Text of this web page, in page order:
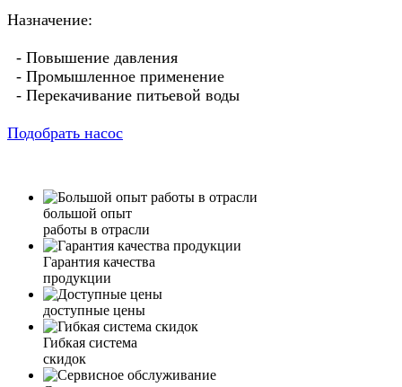
Назначение:
- Повышение давления
- Промышленное применение
- Перекачивание питьевой воды
Подобрать насос
большой опыт
работы в отрасли
Гарантия качества
продукции
доступные цены
Гибкая система
скидок